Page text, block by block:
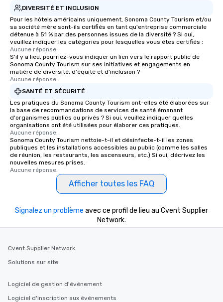
DIVERSITÉ ET INCLUSION
Pour les hôtels américains uniquement, Sonoma County Tourism et/ou
sa société mère sont-ils certifiés en tant qu'entreprise commerciale
détenue à 51 % par des personnes issues de la diversité ? Si oui,
veuillez indiquer les catégories pour lesquelles vous êtes certifiés :
Aucune réponse.
S'il y a lieu, pourriez-vous indiquer un lien vers le rapport public de
Sonoma County Tourism sur ses initiatives et engagements en
matière de diversité, d'équité et d'inclusion ?
Aucune réponse.
SANTÉ ET SÉCURITÉ
Les pratiques du Sonoma County Tourism ont-elles été élaborées sur
la base de recommandations de services de santé émanant
d'organismes publics ou privés ? Si oui, veuillez indiquer quelles
organisations ont été utilisées pour élaborer ces pratiques.
Aucune réponse.
Sonoma County Tourism nettoie-t-il et désinfecte-t-il les zones
publiques et les installations accessibles au public (comme les salles
de réunion, les restaurants, les ascenseurs, etc.) Si oui, décrivez les
nouvelles mesures prises.
Aucune réponse.
Afficher toutes les FAQ
Signalez un problème avec ce profil de lieu au Cvent Supplier
Network.
Cvent Supplier Network
Solutions sur site
Logiciel de gestion d'événement
Logiciel d'inscription aux événements